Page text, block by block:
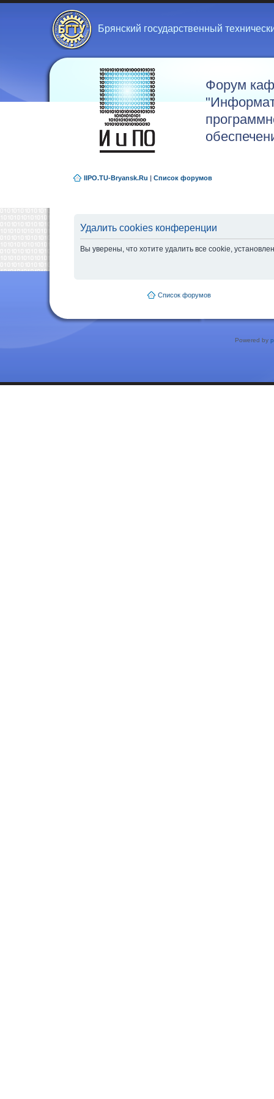
Брянский государственный
Форум
IIPO.TU-Bryansk.Ru | Список форумов
Удалить cookies конференции
Вы уверены, что хотите удалить все cookie,
Список форумов
Powered by